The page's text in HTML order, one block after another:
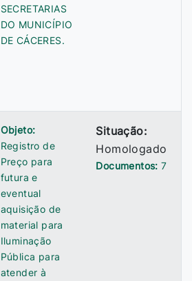
SECRETARIAS
DO MUNICÍPIO
DE CÁCERES.
Objeto:
Registro de
Preço para
futura e
eventual
aquisição de
material para
Iluminação
Pública para
atender à
Situação:
Homologado
Documentos:7